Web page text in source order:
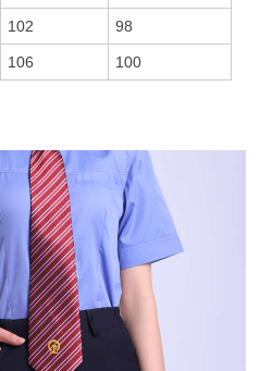
102 98
106 100